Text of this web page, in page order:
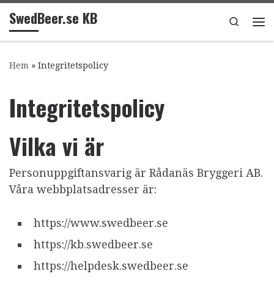
Hoppa till innehåll
SwedBeer.se KB
Search
Hem » Integritetspolicy
Integritetspolicy
Vilka vi är
Personuppgiftansvarig är Rådanäs Bryggeri AB.
Våra webbplatsadresser är:
https://www.swedbeer.se
https://kb.swedbeer.se
https://helpdesk.swedbeer.se